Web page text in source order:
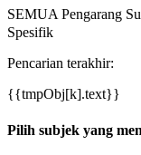
SEMUA Pengarang
Spesifik
Pencarian terakhir:
{{tmpObj[k].text}}
Pilih subjek yang